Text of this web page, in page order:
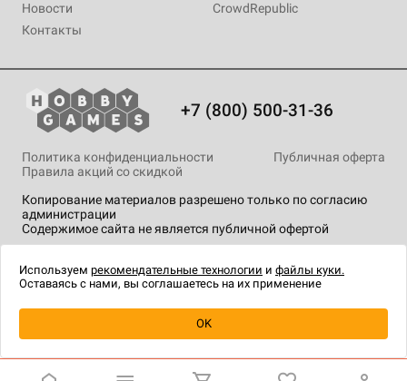
Уведомить о наличии
Новости
Контакты
CrowdRepublic
+7 (800) 500-31-36
Копирование материалов разрешено только по согласию
администрации
Содержимое сайта не является публичной офертой
Политика конфиденциальности
Публичная оферта
Правила акций со скидкой
технологии.
Используем рекомендательные технологии и файлы куки.
Оставаясь с нами, вы соглашаетесь на их применение
OK